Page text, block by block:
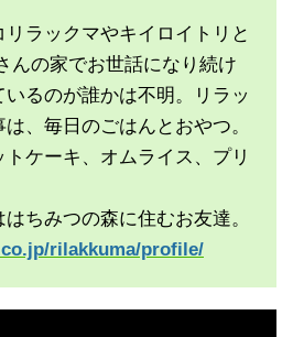
ラックマやキイロイトリと
んの家でお世話になり続け
るのが誰かは不明。リラッ
、毎日のごはんとおやつ。
ケーキ、オムライス、プリ
ちみつの森に住むお友達。
rilakkuma/profile/